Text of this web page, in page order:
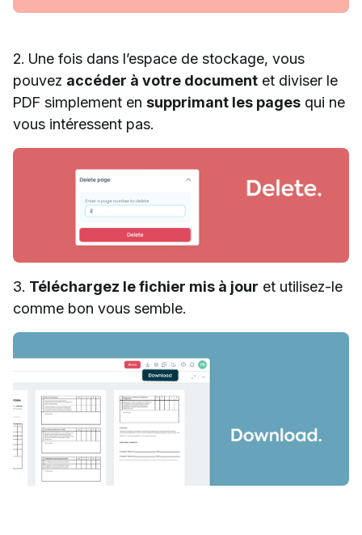
2. Une fois dans l’espace de stockage, vous
pouvez accéder à votre document et diviser le
PDF simplement en supprimant les pages qui ne
vous intéressent pas.
3. Téléchargez le fichier mis à jour et utilisez-le
comme bon vous semble.